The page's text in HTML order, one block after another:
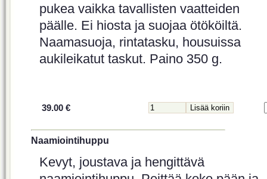
pukea vaikka tavallisten vaatteiden
päälle. Ei hiosta ja suojaa ötököiltä.
Naamasuoja, rintatasku, housuissa
aukileikatut taskut. Paino 350 g.
39.00 €
Naamiointihuppu
Kevyt, joustava ja hengittävä